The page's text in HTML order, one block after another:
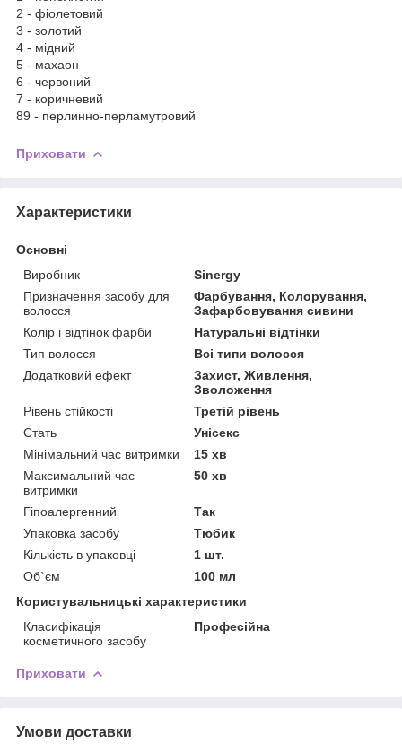
2 - фіолетовий
3 - золотий
4 - мідний
5 - махаон
6 - червоний
7 - коричневий
89 - перлинно-перламутровий
Приховати
Характеристики
Основні
Виробник
Sinergy
Призначення засобу для
волосся
Фарбування, Колорування,
Зафарбовування сивини
Колір і відтінок фарби
Натуральні відтінки
Тип волосся
Всі типи волосся
Додатковий ефект
Захист, Живлення,
Зволоження
Рівень стійкості
Третій рівень
Стать
Унісекс
Мінімальний час витримки
15 хв
Максимальний час
витримки
50 хв
Гіпоалергенний
Так
Упаковка засобу
Тюбик
Кількість в упаковці
1 шт.
Об`єм
100 мл
Користувальницькі характеристики
Класифікація
косметичного засобу
Професійна
Приховати
Умови доставки